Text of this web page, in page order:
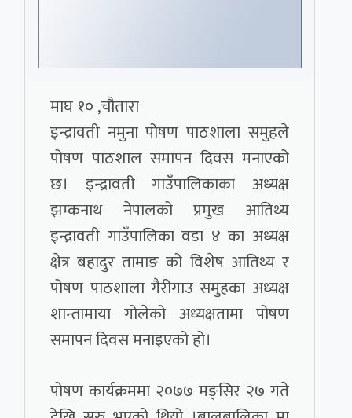
माघ १० ,चौतारा
इन्द्रावती नमुना पोषण पाठशाला समुहले
पोषण पाठशाल समापन दिवस मनाएको
छ। इन्द्रावती गाउँपालिकाका अध्यक्ष
झम्कनाथ नेपालको प्रमुख आतिथ्य
इन्द्रावती गाउँपालिका वडा ४ का अध्यक्ष
क्षेत्र बहादुर तामाङ को विशेष आतिथ्य र
पोषण पाठशाला गैरीगाउ समुहका अध्यक्ष
शान्तामाया गोलेको अध्यक्षतामा पोषण
समापन दिवस मनाइएको हो।
पोषण कार्यक्रममा २०७७ मङ्सिर २७ गते